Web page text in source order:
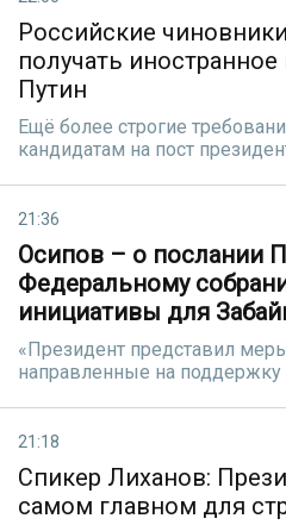
Российские
получать
Путин
Ещё более строгие
кандидатам на пост
21:36
Осипов – о послании
Федеральному
инициативы для
«Президент представил
направленные на поддержку
21:18
Спикер Лиханов:
самом главном для